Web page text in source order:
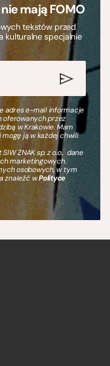
mają FOMO
tekstów przed
kulturalne specjalnie
adres e-mail informacje
oferowanych przez
w Krakowie. Mam
ją w każdej chwili
ZNAK sp. z o.o., dane
marketingowych.
osobowych, w tym
znaleźć wPolityce